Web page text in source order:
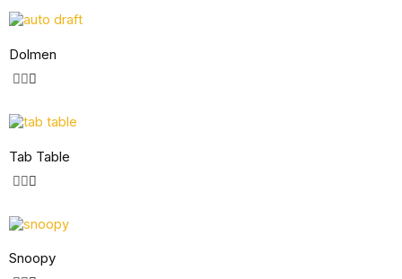
Dolmen
Tab Table
Snoopy